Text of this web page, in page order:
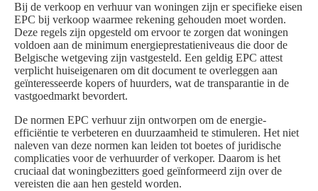
Bij de verkoop en verhuur van woningen zijn er specifieke eisen
EPC bij verkoop waarmee rekening gehouden moet worden.
Deze regels zijn opgesteld om ervoor te zorgen dat woningen
voldoen aan de minimum energieprestatieniveaus die door de
Belgische wetgeving zijn vastgesteld. Een geldig EPC attest
verplicht huiseigenaren om dit document te overleggen aan
geïnteresseerde kopers of huurders, wat de transparantie in de
vastgoedmarkt bevordert.
De normen EPC verhuur zijn ontworpen om de energie-
efficiëntie te verbeteren en duurzaamheid te stimuleren. Het niet
naleven van deze normen kan leiden tot boetes of juridische
complicaties voor de verhuurder of verkoper. Daarom is het
cruciaal dat woningbezitters goed geïnformeerd zijn over de
vereisten die aan hen gesteld worden.